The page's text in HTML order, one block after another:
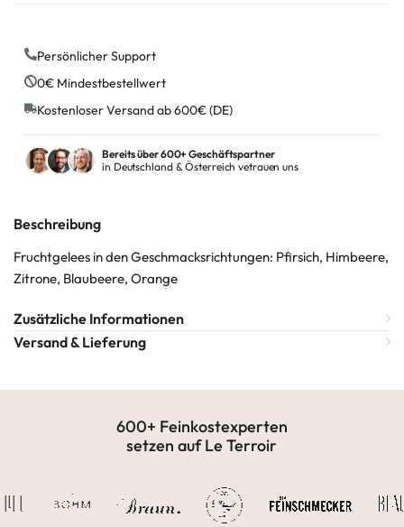
Persönlicher Support
0€ Mindestbestellwert
Kostenloser Versand ab 600€ (DE)
Bereits über 600+ Geschäftspartner
in Deutschland & Österreich vetrauen uns
Beschreibung
Fruchtgelees in den Geschmacksrichtungen: Pfirsich, Himbeere,
Zitrone, Blaubeere, Orange
Zusätzliche Informationen
Versand & Lieferung
600+ Feinkostexperten
setzen auf Le Terroir